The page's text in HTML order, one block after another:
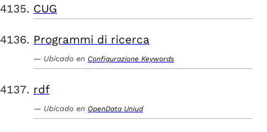
CUG
Programmi di ricerca
Ubicado en Configurazione Keywords
rdf
Ubicado en OpenData Uniud